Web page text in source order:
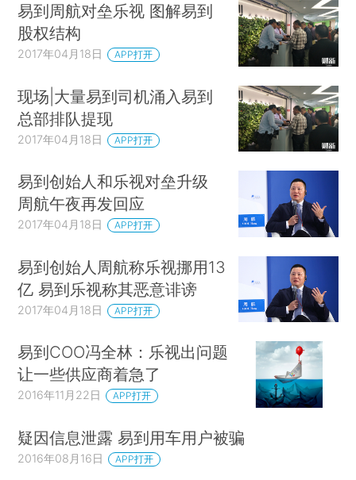
易到周航对垒乐视 图解易到
股权结构
2017年04月18日 APP打开
现场|大量易到司机涌入易到
总部排队提现
2017年04月18日 APP打开
易到创始人和乐视对垒升级
周航午夜再发回应
2017年04月18日 APP打开
易到创始人周航称乐视挪用13
亿 易到乐视称其恶意诽谤
2017年04月18日 APP打开
易到COO冯全林：乐视出问题
让一些供应商着急了
2016年11月22日 APP打开
疑因信息泄露 易到用车用户被骗
2016年08月16日 APP打开